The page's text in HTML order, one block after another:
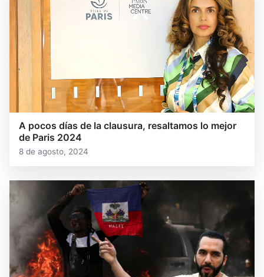
A pocos días de la clausura, resaltamos lo mejor
de Paris 2024
8 de agosto, 2024